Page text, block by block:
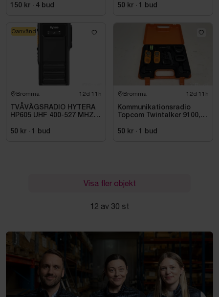
150 kr · 4 bud
50 kr · 1 bud
Bromma 12d 11h
TVÅVÄGSRADIO HYTERA
HP605 UHF 400-527 MHZ
50 kr · 1 bud
Oanvänd
Bromma 12d 11h
Kommunikationsradio
Topcom Twintalker 9100, 2
50 kr · 1 bud
Visa fler objekt
12 av 30 st